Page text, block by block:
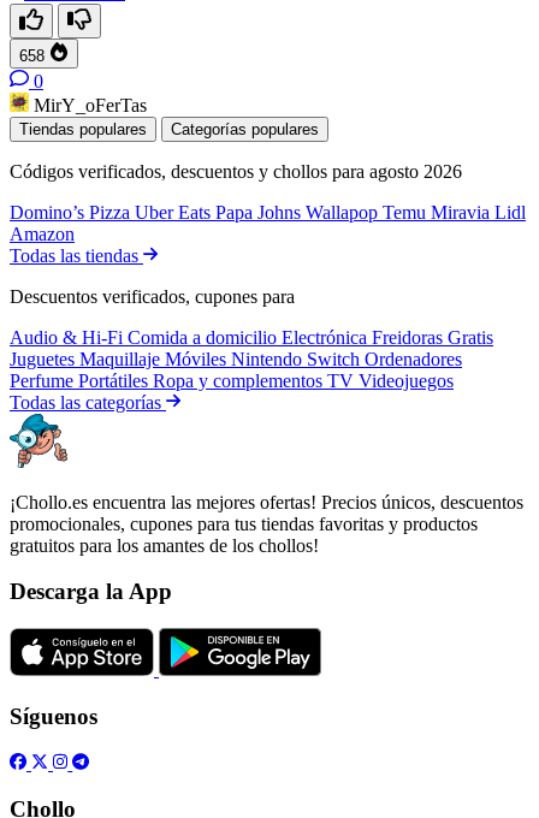
658
0
MirY_oFerTas
Tiendas populares Categorías populares
Códigos verificados, descuentos y chollos para agosto 2026
Domino’s Pizza Uber Eats Papa Johns Wallapop Temu Miravia Lidl
Amazon
Todas las tiendas
Descuentos verificados, cupones para
Audio & Hi-Fi Comida a domicilio Electrónica Freidoras Gratis
Juguetes Maquillaje Móviles Nintendo Switch Ordenadores
Perfume Portátiles Ropa y complementos TV Videojuegos
Todas las categorías
¡Chollo.es encuentra las mejores ofertas! Precios únicos, descuentos
promocionales, cupones para tus tiendas favoritas y productos
gratuitos para los amantes de los chollos!
Descarga la App
Síguenos
Chollo